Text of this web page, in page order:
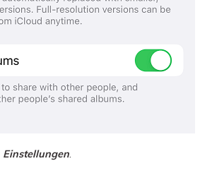
Einstellungen.